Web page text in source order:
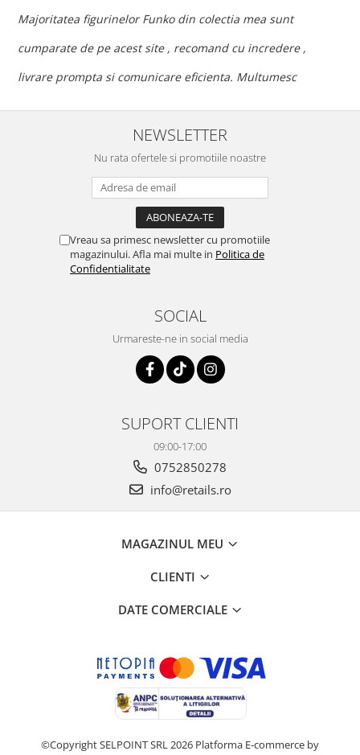
Majoritatea figurinelor Funko din colectia mea sunt
cumparate de pe acest site , recomand cu incredere ,
livrare prompta si comunicare eficienta. Multumesc
NEWSLETTER
Nu rata ofertele si promotiile noastre
Vreau sa primesc newsletter cu promotiile
magazinului. Afla mai multe in Politica de
Confidentialitate
SOCIAL
Urmareste-ne in social media
SUPORT CLIENTI
09:00-17:00
0752850278
info@retails.ro
MAGAZINUL MEU
CLIENTI
DATE COMERCIALE
©Copyright SELPOINT SRL 2026 Platforma E-commerce by